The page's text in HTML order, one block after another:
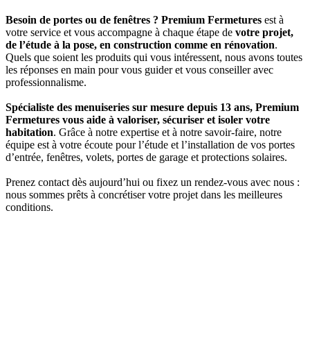
Besoin de portes ou de fenêtres ? Premium Fermetures est à
votre service et vous accompagne à chaque étape de votre projet,
de l’étude à la pose, en construction comme en rénovation.
Quels que soient les produits qui vous intéressent, nous avons toutes
les réponses en main pour vous guider et vous conseiller avec
professionnalisme.
Spécialiste des menuiseries sur mesure depuis 13 ans, Premium
Fermetures vous aide à valoriser, sécuriser et isoler votre
habitation. Grâce à notre expertise et à notre savoir-faire, notre
équipe est à votre écoute pour l’étude et l’installation de vos portes
d’entrée, fenêtres, volets, portes de garage et protections solaires.
Prenez contact dès aujourd’hui ou fixez un rendez-vous avec nous :
nous sommes prêts à concrétiser votre projet dans les meilleures
conditions.